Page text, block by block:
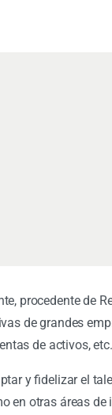
procedente de
de grandes
de activos, etc.
y fidelizar el
en otras áreas